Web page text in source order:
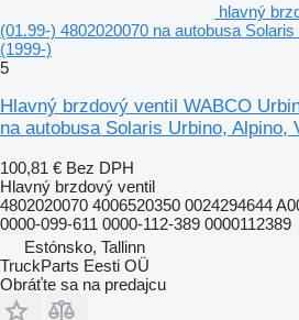
hlavný
(01.99-) 4802020070 na autobusa
(1999-)
5
Hlavný brzdový ventil WABCO
na autobusa Solaris Urbino, Alpino,
100,81 € Bez DPH
Hlavný brzdový ventil
4802020070 4006520350 0024294644
0000-099-611 0000-112-389 0000112389
Estónsko, Tallinn
TruckParts Eesti OÜ
Obráťte sa na predajcu